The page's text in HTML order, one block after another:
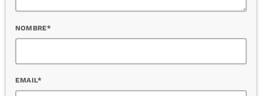
NOMBRE*
EMAIL*